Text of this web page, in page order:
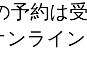
約は
ンライ